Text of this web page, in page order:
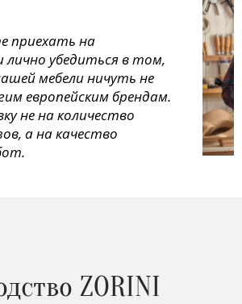
приехать на
лично убедиться в том,
мебели ничуть не
европейским брендам.
не на количество
а на качество
ZORINI